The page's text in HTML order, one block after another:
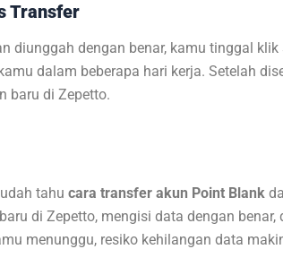
Transfer
diunggah dengan benar, kamu tinggal
dalam beberapa hari kerja. Setelah
baru di Zepetto.
tahu cara transfer akun Point Blank
di Zepetto, mengisi data dengan
menunggu, resiko kehilangan data